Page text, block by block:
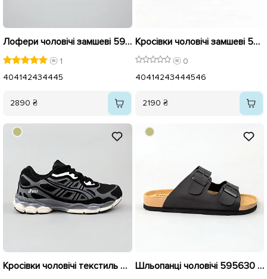
Лофери чоловічі замшеві 594533 Чорні
1
404142434445
2890 ₴
Кросівки чоловічі замшеві 594894 Чорний
0
40414243444546
2190 ₴
Кросівки чоловічі текстиль 596133 Чорні Шльопанці чоловічі 595630 Чорні